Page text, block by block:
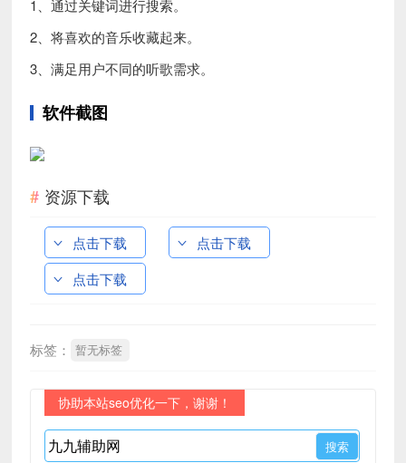
1、通过关键词进行搜索。
2、将喜欢的音乐收藏起来。
3、满足用户不同的听歌需求。
软件截图
资源下载
点击下载
点击下载
点击下载
标签： 暂无标签
协助本站seo优化一下，谢谢！